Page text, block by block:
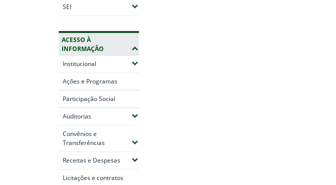
SEI(Expandir submenus)
ACESSO À
INFORMAÇÃO
Institucional (Expandir submenus)
Ações e Programas
Participação Social
Auditorias(Expandir submenus)
Convênios e
Transferências(Expandir submenus)
Receitas e Despesas(Expandir submenus)
Licitações e contratos